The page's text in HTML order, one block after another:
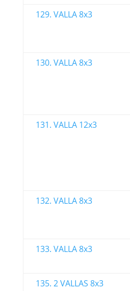
129. VALLA 8x3
130. VALLA 8x3
131. VALLA 12x3
132. VALLA 8x3
133. VALLA 8x3
135. 2 VALLAS 8x3